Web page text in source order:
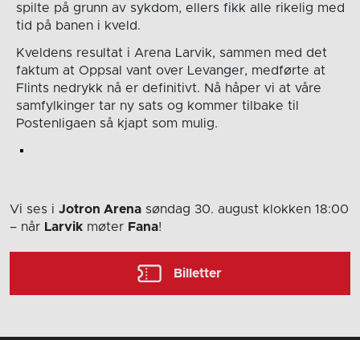
spilte på grunn av sykdom, ellers fikk alle rikelig med
tid på banen i kveld.
Kveldens resultat i Arena Larvik, sammen med det
faktum at Oppsal vant over Levanger, medførte at
Flints nedrykk nå er definitivt. Nå håper vi at våre
samfylkinger tar ny sats og kommer tilbake til
Postenligaen så kjapt som mulig.
Vi ses i Jotron Arena søndag 30. august klokken 18:00
– når Larvik møter Fana!
Billetter